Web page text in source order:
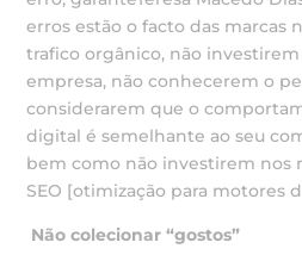
erros estão o facto das marcas
trafico orgânico, não
empresa, não conhecerem o
considerarem que o
digital é semelhante ao seu
bem como não investirem nos
SEO [otimização para motores
Não colecionar “gostos”